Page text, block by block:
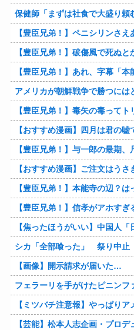
保健師「まずは社食で大盛り頼むの辞めてみます？」
【豊臣兄弟！】ペニシリンさえあ
【豊臣兄弟！】破傷風で死ぬと
【豊臣兄弟！】あれ、字幕「本
アメリカが朝鮮戦争で勝つには
【豊臣兄弟！】毒矢の毒って
【おすすめ漫画】四月は君の嘘
【豊臣兄弟！】与一郎の最期
【おすすめ漫画】ご注文はう
【豊臣兄弟！】本能寺の辺？はっ
【豊臣兄弟！】信孝がアホすぎ
【焦ったほうがいい】中国人「日本人評論家がBYDのラッ
シカ「全部喰った」 祭り中止
【画像】開示請求が届いた…
フェラーリを手がけたピニンファリーナ、日本の鉄道初デ
【ミツバチ注意報】やっぱりアメリカンマッスルはこうじゃないとな・・・。ダッジ
【芸能】松本人志企画・プロデュース『ドキ